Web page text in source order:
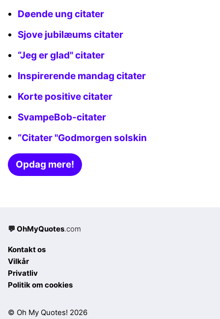
Døende ung citater
Sjove jubilæums citater
“Jeg er glad" citater
Inspirerende mandag citater
Korte positive citater
SvampeBob-citater
“Citater "Godmorgen solskin
Opdag mere!
💬 OhMyQuotes.com
Kontakt os
Vilkår
Privatliv
Politik om cookies
© Oh My Quotes! 2026